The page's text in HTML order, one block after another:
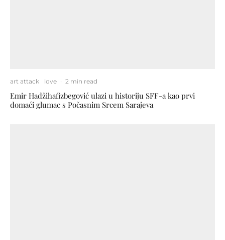
art attack love · 2 min read
Emir Hadžihafizbegović ulazi u historiju SFF-a kao prvi
domaći glumac s Počasnim Srcem Sarajeva